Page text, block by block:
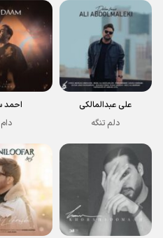
علی عبدالمالکی
دلم تنگه
احمد
دام